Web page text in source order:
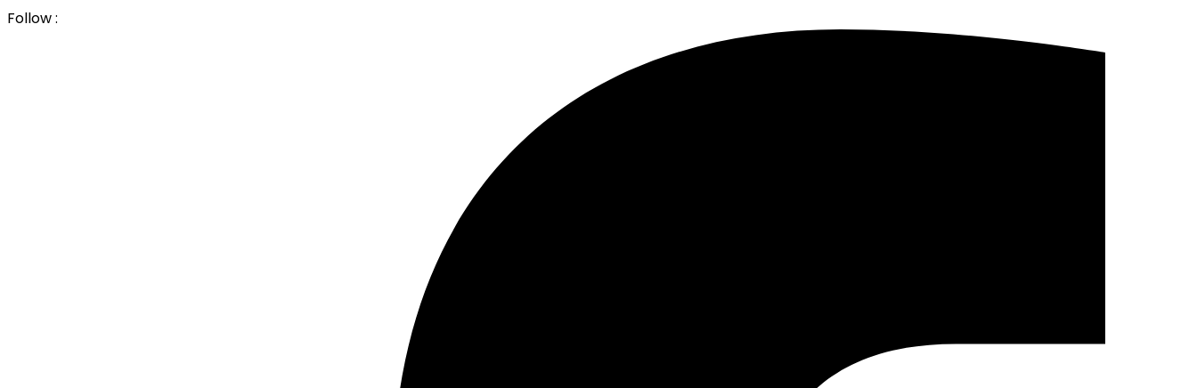
Follow :